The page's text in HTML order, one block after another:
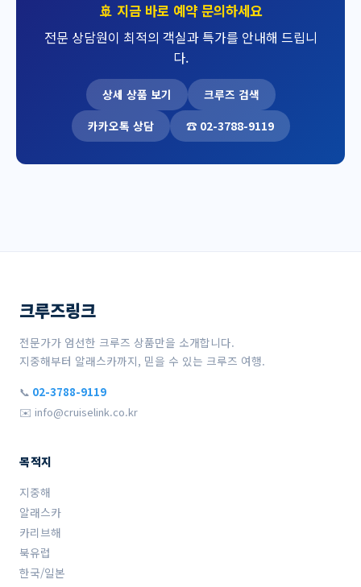
🚢 지금 바로 예약 문의하세요
전문 상담원이 최적의 객실과 특가를 안내해 드립니
다.
상세 상품 보기
크루즈 검색
카카오톡 상담
☎ 02-3788-9119
크루즈링크
전문가가 엄선한 크루즈 상품만을 소개합니다.
지중해부터 알래스카까지, 믿을 수 있는 크루즈 여행.
📞 02-3788-9119
✉️ info@cruiselink.co.kr
목적지
지중해
알래스카
카리브해
북유럽
한국/일본